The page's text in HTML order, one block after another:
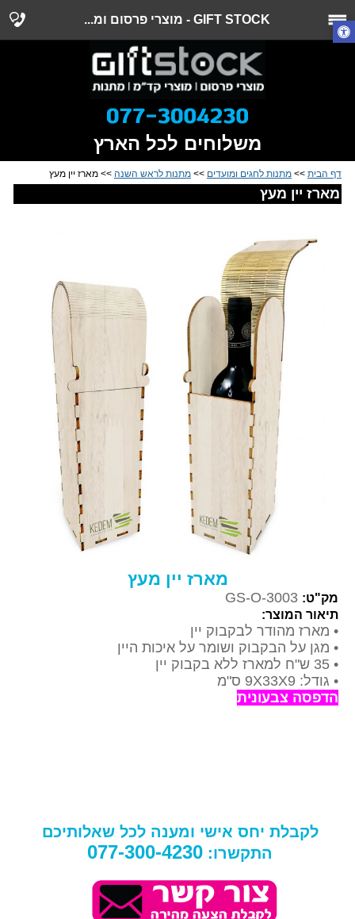
GIFT STOCK - מוצרי פרסום ומ...
משלוחים לכל הארץ
דף הבית >> מתנות לחגים ומועדים >> מתנות לראש השנה >> מארז יין מעץ
מארז יין מעץ
מארז יין מעץ
מק"ט: GS-O-3003
תיאור המוצר:
• מארז מהודר לבקבוק יין
• מגן על הבקבוק ושומר על איכות היין
• 35 ש"ח למארז ללא בקבוק יין
• גודל: 9X33X9 ס"מ
הדפסה צבעונית
לקבלת יחס אישי ומענה לכל שאלותיכם
התקשרו: 077-300-4230